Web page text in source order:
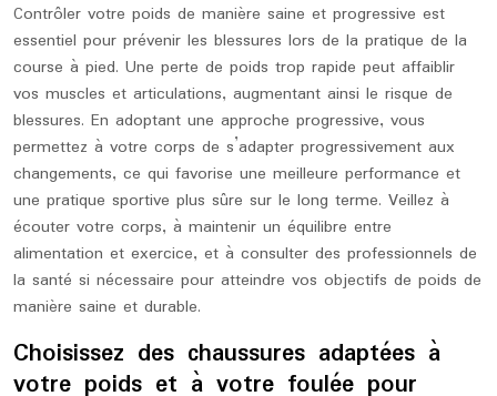
Contrôler votre poids de manière saine et progressive est
essentiel pour prévenir les blessures lors de la pratique de la
course à pied. Une perte de poids trop rapide peut affaiblir
vos muscles et articulations, augmentant ainsi le risque de
blessures. En adoptant une approche progressive, vous
permettez à votre corps de s’adapter progressivement aux
changements, ce qui favorise une meilleure performance et
une pratique sportive plus sûre sur le long terme. Veillez à
écouter votre corps, à maintenir un équilibre entre
alimentation et exercice, et à consulter des professionnels de
la santé si nécessaire pour atteindre vos objectifs de poids de
manière saine et durable.
Choisissez des chaussures adaptées à
votre poids et à votre foulée pour